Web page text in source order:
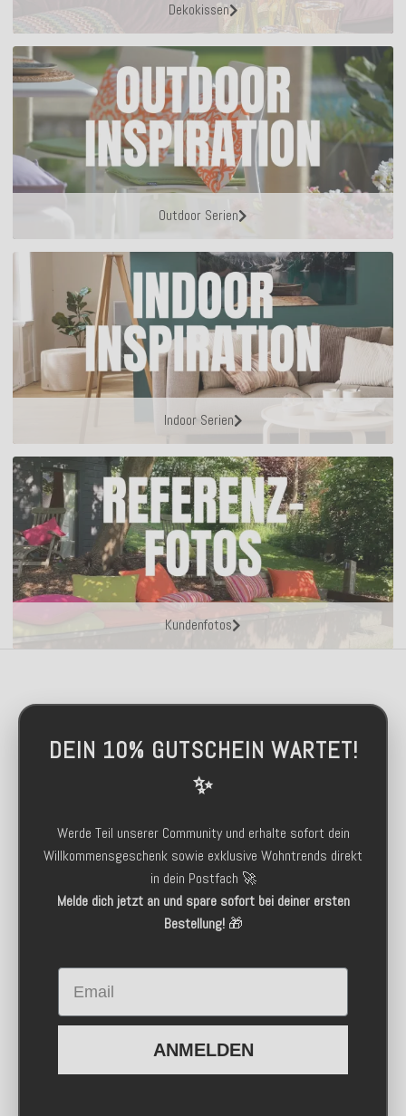
Dekokissen
Outdoor Serien
Indoor Serien
Kundenfotos
DEIN 10% GUTSCHEIN WARTET!
✨
Werde Teil unserer Community und erhalte sofort dein
Willkommensgeschenk sowie exklusive Wohntrends direkt
in dein Postfach 🚀
Melde dich jetzt an und spare sofort bei deiner ersten
Bestellung!🎁
Email
ANMELDEN